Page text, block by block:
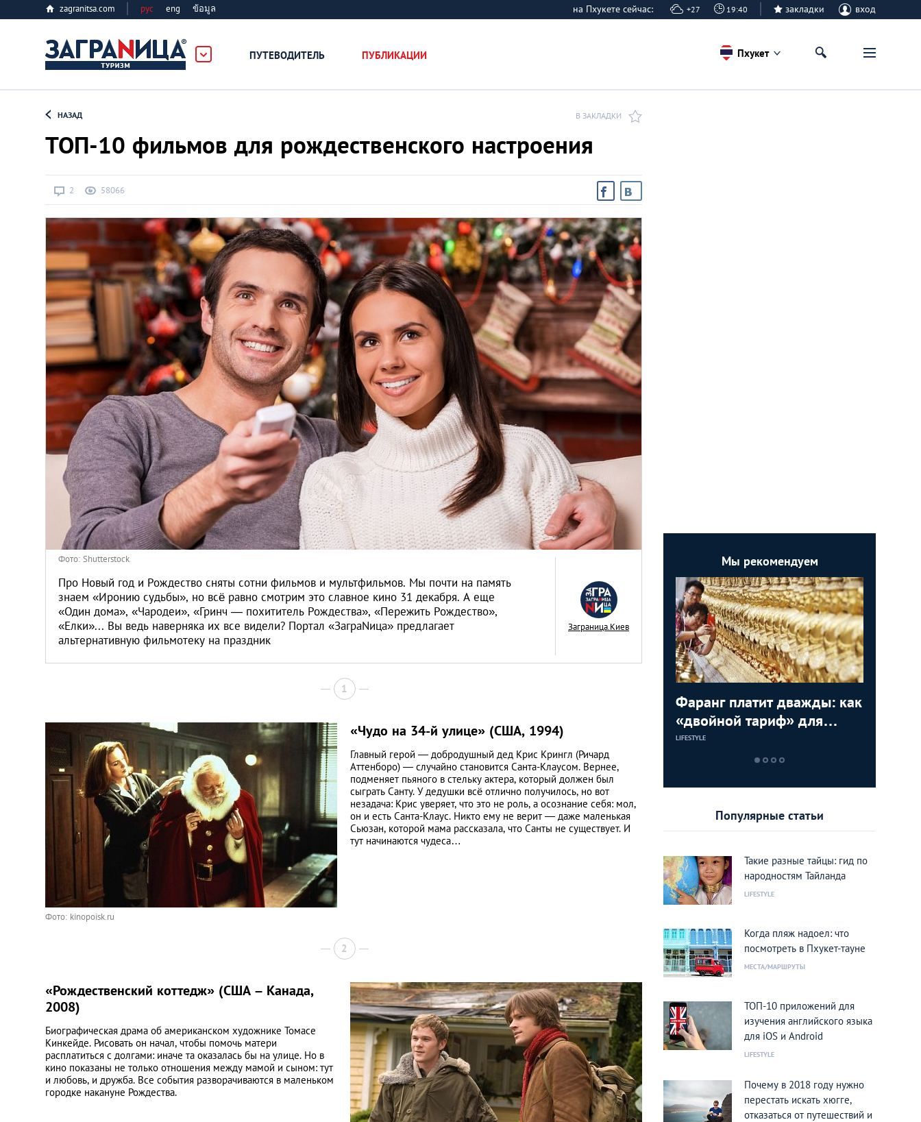
zagranitsa.com рус eng ข้อมูล на Пхукете сейчас: +27 19:40 закладки вход
ПУТЕВОДИТЕЛЬ ПУБЛИКАЦИИ
Алматы
Астана
Афины
Киев
Лондон
Лос-Анджелес
Москва
Париж
Паттайя
Пхукет
Санкт-Петербург
Пхукет
НАЗАД В ЗАКЛАДКИ
ТОП-10 фильмов для рождественского настроения
2 58066
Фото: Shutterstock
Про Новый год и Рождество сняты сотни фильмов и мультфильмов. Мы почти на память
знаем «Иронию судьбы», но всё равно смотрим это славное кино 31 декабря. А еще
«Один дома», «Чародеи», «Гринч — похититель Рождества», «Пережить Рождество»,
«Елки»... Вы ведь наверняка их все видели? Портал «ЗаграNица» предлагает
альтернативную фильмотеку на праздник
Заграница.Киев
1
«Чудо на 34-й улице» (США, 1994)
Главный герой — добродушный дед Крис Крингл (Ричард
Аттенборо) — случайно становится Санта-Клаусом. Вернее,
подменяет пьяного в стельку актера, который должен был
сыграть Санту. У дедушки всё отлично получилось, но вот
незадача: Крис уверяет, что это не роль, а осознание себя: мол,
он и есть Санта-Клаус. Никто ему не верит — даже маленькая
Сьюзан, которой мама рассказала, что Санты не существует. И
тут начинаются чудеса…
Фото: kinopoisk.ru
2
«Рождественский коттедж» (США – Канада,
2008)
Биографическая драма об американском художнике Томасе
Кинкейде. Рисовать он начал, чтобы помочь матери
расплатиться с долгами: иначе та оказалась бы на улице. Но в
кино показаны не только отношения между мамой и сыном: тут
и любовь, и дружба. Все события разворачиваются в маленьком
городке накануне Рождества.
Мы рекомендуем
Фаранг платит дважды: как
«двойной тариф» для
иностранцев вредит
имиджу Тайланда
LIFESTYLE
Тайланд
LIFESTYLE
Популярные статьи
Такие разные тайцы: гид по
народностям Тайланда
LIFESTYLE
Когда пляж надоел: что
посмотреть в Пхукет-тауне
МЕСТА/МАРШРУТЫ
ТОП-10 приложений для
изучения английского языка
для iOS и Android
LIFESTYLE
Почему в 2018 году нужно
перестать искать хюгге,
отказаться от путешествий и